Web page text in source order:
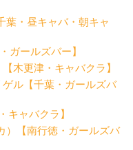
葉・昼キャバ・朝キャ
ガールズバー】
木更津・キャバクラ】
ル【千葉・ガールズバ
キャバクラ】
）【南行徳・ガールズバ